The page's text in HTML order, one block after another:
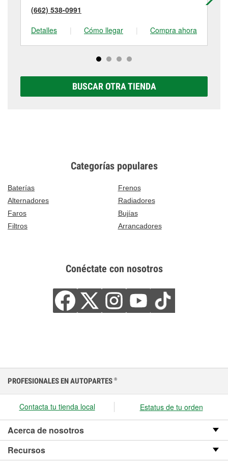
(662) 538-0991
Detalles
| Cómo llegar | Compra ahora
BUSCAR OTRA TIENDA
Categorías populares
Baterías
Frenos
Alternadores
Radiadores
Faros
Bujías
Filtros
Arrancadores
Conéctate con nosotros
PROFESIONALES EN AUTOPARTES ®
Contacta tu tienda local Estatus de tu orden
Acerca de nosotros
Recursos